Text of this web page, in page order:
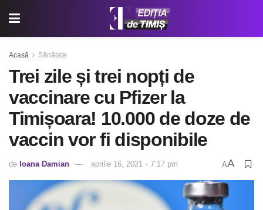
Acasă Sănătate
Trei zile și trei nopți de
vaccinare cu Pfizer la
Timișoara! 10.000 de doze de
vaccin vor fi disponibile
de Ioana Damian aprilie 16, 2021 ◦ 7:17 pm AA